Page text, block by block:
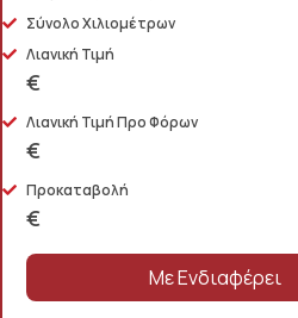
Σύνολο Χιλιομέτρων
Λιανική Τιμή
€
Λιανική Τιμή Προ Φόρων
€
Προκαταβολή
€